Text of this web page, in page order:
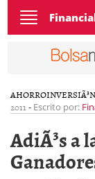
Toggle
navigation
AHORROINVERSIÃ³N
2011 - Escrito por:
AdiÃ³s a